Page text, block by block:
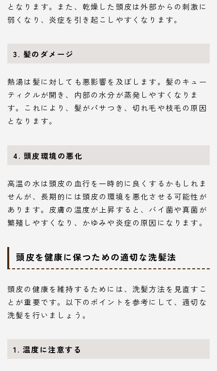
となります。また、乾燥した頭皮は外部からの刺激に
弱くなり、炎症を引き起こしやすくなります。
3. 髪のダメージ
熱湯は髪に対しても悪影響を及ぼします。髪のキュー
ティクルが開き、内部の水分が蒸発しやすくなりま
す。これにより、髪がパサつき、切れ毛や枝毛の原因
となります。
4. 頭皮環境の悪化
高温の水は頭皮の血行を一時的に良くするかもしれま
せんが、長期的には頭皮の環境を悪化させる可能性が
あります。皮膚の温度が上昇すると、バイ菌や真菌が
繁殖しやすくなり、かゆみや炎症の原因になります。
頭皮を健康に保つための適切な洗髪法
頭皮の健康を維持するためには、洗髪方法を見直すこ
とが重要です。以下のポイントを参考にして、適切な
洗髪を行いましょう。
1. 温度に注意する